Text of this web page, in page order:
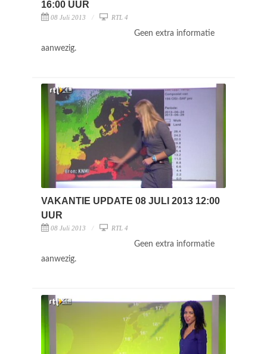
16:00 UUR
08 Juli 2013 RTL 4
Geen extra informatie
aanwezig.
VAKANTIE UPDATE 08 JULI 2013 12:00
UUR
08 Juli 2013 RTL 4
Geen extra informatie
aanwezig.